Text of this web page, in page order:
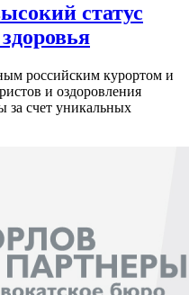
статус
российским курортом и
и оздоровления
за счет уникальных